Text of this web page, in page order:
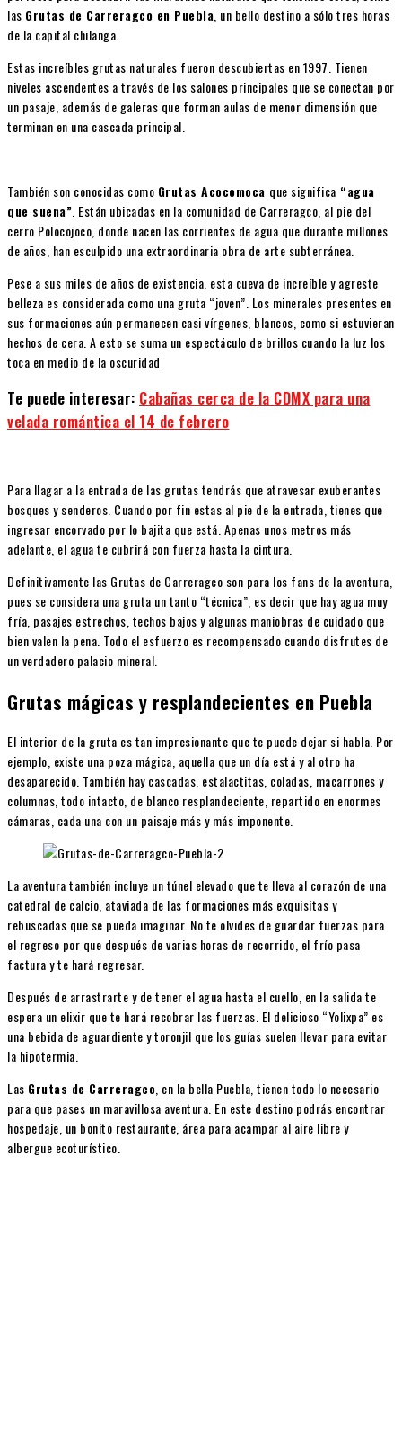
las Grutas de Carreragco en Puebla , un bello destino a sólo tres horas
de la capital chilanga.
Estas increíbles grutas naturales fueron descubiertas en 1997. Tienen
niveles ascendentes a través de los salones principales que se conectan por
un pasaje, además de galeras que forman aulas de menor dimensión que
terminan en una cascada principal.
También son conocidas como Grutas Acocomoca que significa “agua
que suena” . Están ubicadas en la comunidad de Carreragco, al pie del
cerro Polocojoco, donde nacen las corrientes de agua que durante millones
de años, han esculpido una extraordinaria obra de arte subterránea.
Pese a sus miles de años de existencia, esta cueva de increíble y agreste
belleza es considerada como una gruta “joven”. Los minerales presentes en
sus formaciones aún permanecen casi vírgenes, blancos, como si estuvieran
hechos de cera. A esto se suma un espectáculo de brillos cuando la luz los
toca en medio de la oscuridad
Te puede interesar: Cabañas cerca de la CDMX para una
velada romántica el 14 de febrero
Para llagar a la entrada de las grutas tendrás que atravesar exuberantes
bosques y senderos. Cuando por fin estas al pie de la entrada, tienes que
ingresar encorvado por lo bajita que está. Apenas unos metros más
adelante, el agua te cubrirá con fuerza hasta la cintura.
Definitivamente las Grutas de Carreragco son para los fans de la aventura,
pues se considera una gruta un tanto “técnica”, es decir que hay agua muy
fría, pasajes estrechos, techos bajos y algunas maniobras de cuidado que
bien valen la pena. Todo el esfuerzo es recompensado cuando disfrutes de
un verdadero palacio mineral.
Grutas mágicas y resplandecientes en Puebla
El interior de la gruta es tan impresionante que te puede dejar si habla. Por
ejemplo, existe una poza mágica, aquella que un día está y al otro ha
desaparecido. También hay cascadas, estalactitas, coladas, macarrones y
columnas, todo intacto, de blanco resplandeciente, repartido en enormes
cámaras, cada una con un paisaje más y más imponente.
La aventura también incluye un túnel elevado que te lleva al corazón de una
catedral de calcio, ataviada de las formaciones más exquisitas y
rebuscadas que se pueda imaginar. No te olvides de guardar fuerzas para
el regreso por que después de varias horas de recorrido, el frío pasa
factura y te hará regresar.
Después de arrastrarte y de tener el agua hasta el cuello, en la salida te
espera un elixir que te hará recobrar las fuerzas. El delicioso “Yolixpa” es
una bebida de aguardiente y toronjil que los guías suelen llevar para evitar
la hipotermia.
Las Grutas de Carreragco, en la bella Puebla, tienen todo lo necesario
para que pases un maravillosa aventura. En este destino podrás encontrar
hospedaje, un bonito restaurante, área para acampar al aire libre y
albergue ecoturístico.